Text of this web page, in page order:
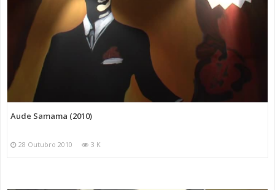
Aude Samama (2010)
28 Outubro 2010 3 K